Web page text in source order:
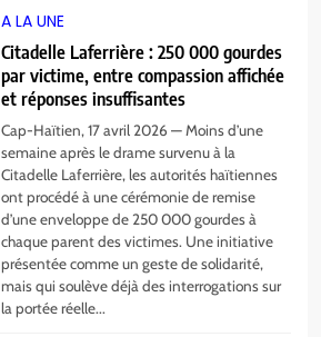
A LA UNE
Citadelle Laferrière : 250 000 gourdes
par victime, entre compassion affichée
et réponses insuffisantes
Cap-Haïtien, 17 avril 2026 — Moins d’une
semaine après le drame survenu à la
Citadelle Laferrière, les autorités haïtiennes
ont procédé à une cérémonie de remise
d’une enveloppe de 250 000 gourdes à
chaque parent des victimes. Une initiative
présentée comme un geste de solidarité,
mais qui soulève déjà des interrogations sur
la portée réelle...
Haïti décrète trois jours de deuil
national après le drame de la
Citadelle Henry
A LA UNE
Au Limbé, un stade pour rallumer
la flamme du football local
A LA UNE